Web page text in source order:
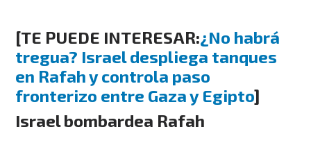
[TE PUEDE INTERESAR:¿No habrá
tregua? Israel despliega tanques
en Rafah y controla paso
fronterizo entre Gaza y Egipto]
Israel bombardea Rafah